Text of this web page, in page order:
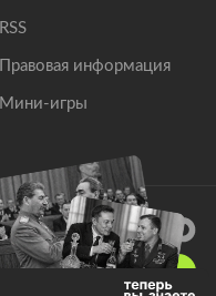
RSS
Правовая информация
Мини-игры